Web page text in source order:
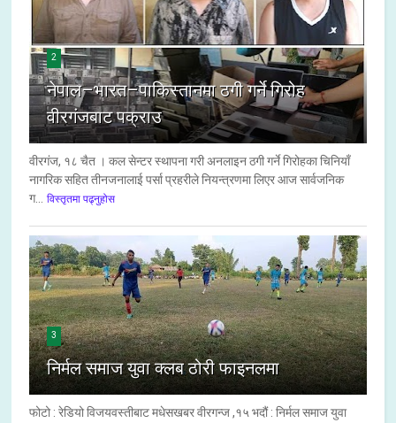
2
नेपाल–भारत–पाकिस्तानमा ठगी गर्ने गिरोह
वीरगंजबाट पक्राउ
वीरगंज, १८ चैत । कल सेन्टर स्थापना गरी अनलाइन ठगी गर्ने गिरोहका चिनियाँ
नागरिक सहित तीनजनालाई पर्सा प्रहरीले नियन्त्रणमा लिएर आज सार्वजनिक
ग... विस्तृतमा पढ्नुहोस
3
निर्मल समाज युवा क्लब ठोरी फाइनलमा
फोटो : रेडियो विजयवस्तीबाट मधेसखबर वीरगन्ज ,१५ भदौं : निर्मल समाज युवा